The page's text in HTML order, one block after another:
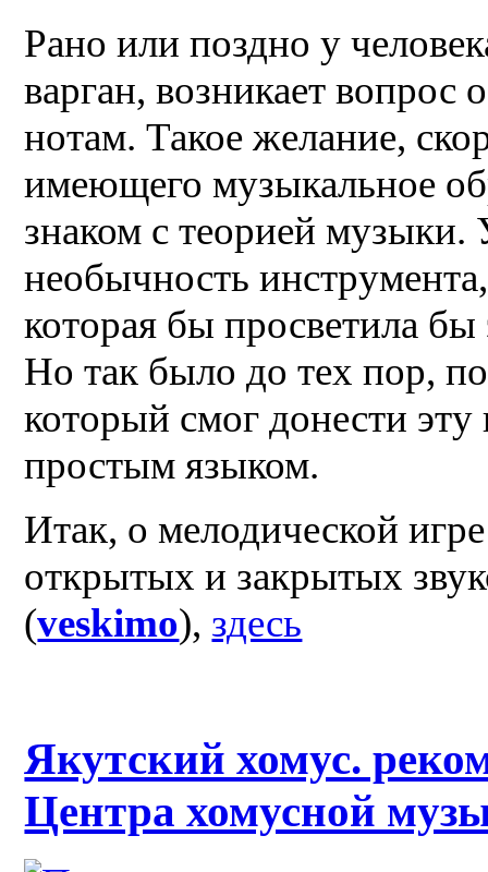
Рано или поздно у
варган, возникает вопрос
нотам. Такое желание,
имеющего музыкальное
знаком с теорией
необычность
которая бы просветила
Но так было до тех пор,
который смог донести
простым языком.
Итак, о мелодической
открытых и закрытых
(veskimo), здесь
Якутский хомус.
Центра хомусной